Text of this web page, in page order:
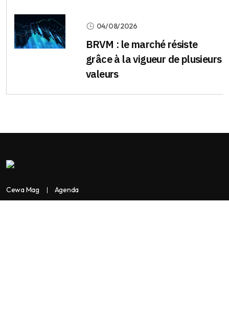
04/08/2026
BRVM : le marché résiste
grâce à la vigueur de plusieurs
valeurs
Cewa Mag Agenda